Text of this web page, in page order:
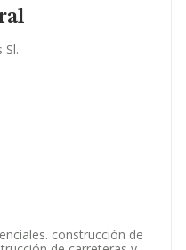
Sl.
construcción de
complementaria.